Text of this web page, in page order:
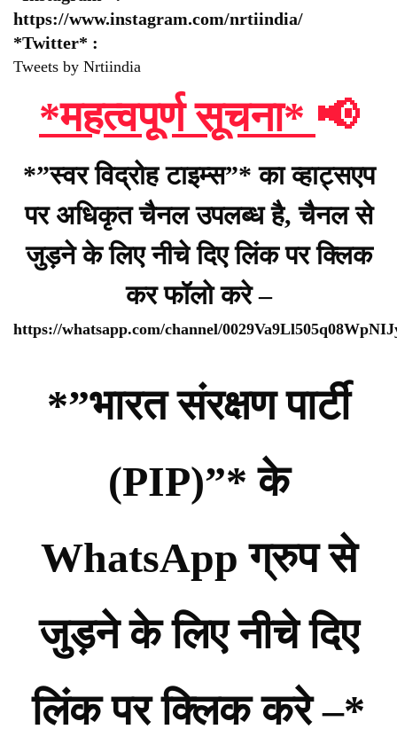
https://www.instagram.com/nrtiindia/
*Twitter* :
Tweets by Nrtiindia
*महत्वपूर्ण सूचना* 📢
*”स्वर विद्रोह टाइम्स”* का व्हाट्सएप
पर अधिकृत चैनल उपलब्ध है, चैनल से
जुड़ने के लिए नीचे दिए लिंक पर क्लिक
कर फॉलो करे –
https://whatsapp.com/channel/
*”भारत संरक्षण पार्टी
(PIP)”* के
WhatsApp ग्रुप से
जुड़ने के लिए नीचे दिए
लिंक पर क्लिक करे –*